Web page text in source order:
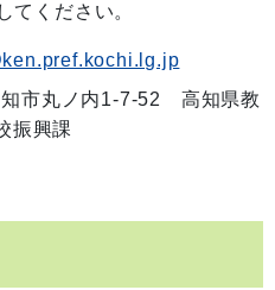
てください。
市丸ノ内1-7-52 高知県教
振興課